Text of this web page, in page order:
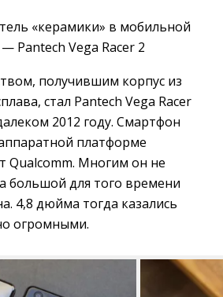
«керамики» в мобильной
Pantech Vega Racer 2
получившим корпус из
стал Pantech Vega Racer
2012 году. Cмартфон
платформе
Qualcomm. Многим он не
большой для того времени
4,8 дюйма тогда казались
огромными.